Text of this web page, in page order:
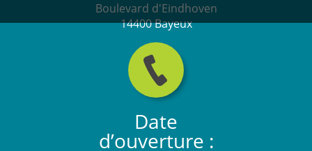
Boulevard d'Eindhoven
14400 Bayeux
Date
d’ouverture :